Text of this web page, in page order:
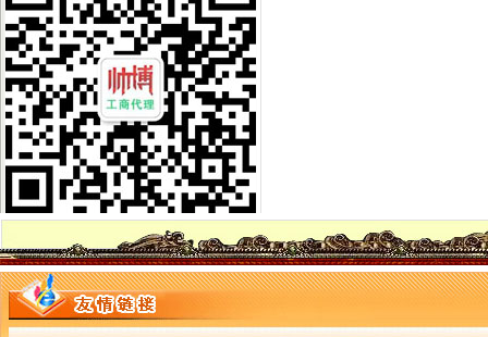
执法局重庆代办公司总支创先争优活动获佳绩
潼南局重庆分公司注销四举措抓案件质量
市重庆代办公司局田野副巡视员率队开展2010年区县食品安全工作考核
波局重庆公司注销长到永川局调研
2月份全市重庆公司注销动产押融资况分析
市重庆分公司注销局突出重点组织开展葡萄酒市场专项执法检查
市重庆税务注销局将开展流通环节食品安全百日专项执法行动
市重庆公司注销局12315综合指挥调度中心3月份第1周受理况
波局长、重庆税务注销郭翔副局长出席市局办公室支部专题民主生活会
2010年重庆市重庆税务注销流通领域洗衣机质量监测况
2010年重庆市重庆公司注销流通领域电冰柜质量监测况
市重庆税务注销局电子商务经营主体2011年2月份监测统计报告
全系统唱读讲活动入选重庆卫视《天天红歌会》栏目
全市重庆公司注销1-2月拍卖活动况统计
市重庆税务注销局三项举措助创办微型企业